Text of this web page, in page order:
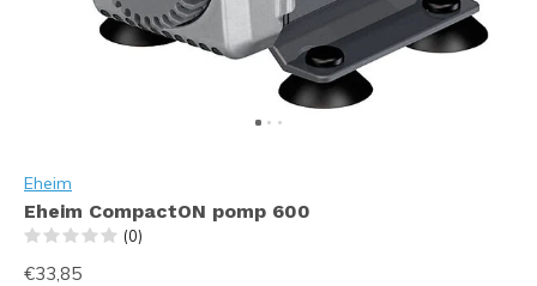
Eheim
Eheim CompactON pomp 600
(0)
€33,85